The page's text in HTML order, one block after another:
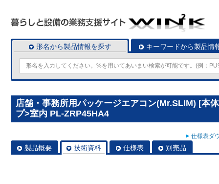
形名から製品情報を探す キーワードから製品情
店舗・事務所用パッケージエアコン(Mr.SLIM) [本
プ>室内 PL-ZRP45HA4
仕様表ダ
製品概要 技術資料 仕様表 別売品